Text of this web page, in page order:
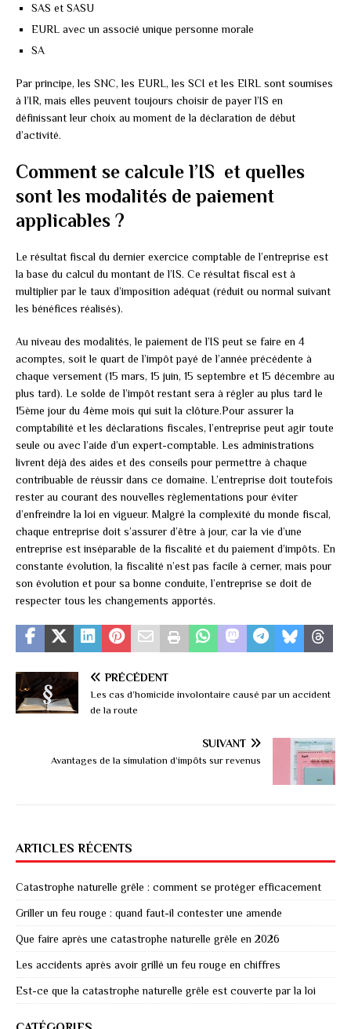
SAS et SASU
EURL avec un associé unique personne morale
SA
Par principe, les SNC, les EURL, les SCI et les EIRL sont soumises
à l’IR, mais elles peuvent toujours choisir de payer l’IS en
définissant leur choix au moment de la déclaration de début
d’activité.
Comment se calcule l’IS et quelles
sont les modalités de paiement
applicables ?
Le résultat fiscal du dernier exercice comptable de l’entreprise est
la base du calcul du montant de l’IS. Ce résultat fiscal est à
multiplier par le taux d’imposition adéquat (réduit ou normal suivant
les bénéfices réalisés).
Au niveau des modalités, le paiement de l’IS peut se faire en 4
acomptes, soit le quart de l’impôt payé de l’année précédente à
chaque versement (15 mars, 15 juin, 15 septembre et 15 décembre au
plus tard). Le solde de l’impôt restant sera à régler au plus tard le
15ème jour du 4ème mois qui suit la clôture.Pour assurer la
comptabilité et les déclarations fiscales, l’entreprise peut agir toute
seule ou avec l’aide d’un expert-comptable. Les administrations
livrent déjà des aides et des conseils pour permettre à chaque
contribuable de réussir dans ce domaine. L’entreprise doit toutefois
rester au courant des nouvelles règlementations pour éviter
d’enfreindre la loi en vigueur. Malgré la complexité du monde fiscal,
chaque entreprise doit s’assurer d’être à jour, car la vie d’une
entreprise est inséparable de la fiscalité et du paiement d’impôts. En
constante évolution, la fiscalité n’est pas facile à cerner, mais pour
son évolution et pour sa bonne conduite, l’entreprise se doit de
respecter tous les changements apportés.
PRÉCÉDENT
Les cas d’homicide involontaire causé par un accident
de la route
SUIVANT
Avantages de la simulation d’impôts sur revenus
ARTICLES RÉCENTS
Catastrophe naturelle grêle : comment se protéger efficacement
Griller un feu rouge : quand faut-il contester une amende
Que faire après une catastrophe naturelle grêle en 2026
Les accidents après avoir grillé un feu rouge en chiffres
Est-ce que la catastrophe naturelle grêle est couverte par la loi